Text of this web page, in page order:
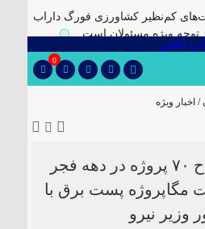
کم‌نظیر کشاورزی فورگ داراب
توجه ویژه مسئولان است
۞
آیین تودیع و معارفه بخشداران
داراب با حضور مدیرکل سیاسی
فارس در مسیر یونسکو/تدوین
نقشه راه ۵ ساله برای بازشناسی هویت
۞
کشف ۱۰ هزار لیتر گازوئیل قاچاق در
0
/ اخبار ویژه
کلنگ زنی و افتتاح ۷٠ پروژه در دهه فجر
مگاپروژه پست برق با
وزیر نیرو